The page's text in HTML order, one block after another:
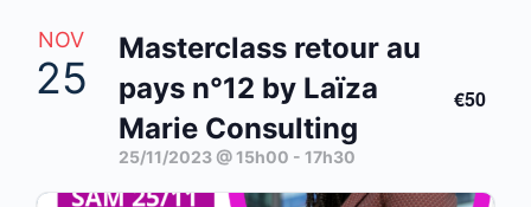
NOV
25
Masterclass retour au
pays n°12 by Laïza
Marie Consulting
25/11/2023 @ 15h00 - 17h30
€50